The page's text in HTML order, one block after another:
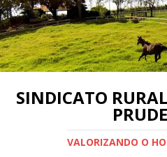
SINDICATO
VALORIZANDO O